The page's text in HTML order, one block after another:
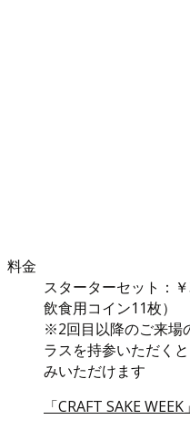
料金
スターターセット：
飲食用コイン11枚）
※2回目以降のご来場
ラスを持参いただく
みいただけます
「CRAFT SAKE